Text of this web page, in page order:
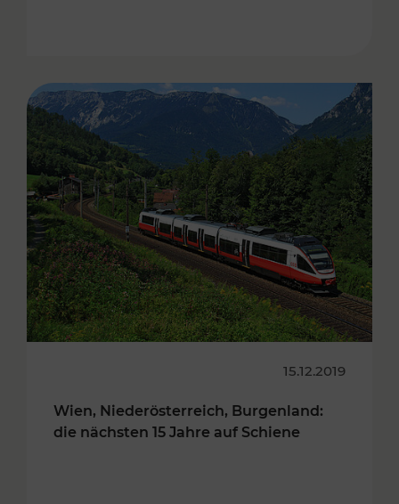
15.12.2019
Wien, Niederösterreich, Burgenland:
die nächsten 15 Jahre auf Schiene